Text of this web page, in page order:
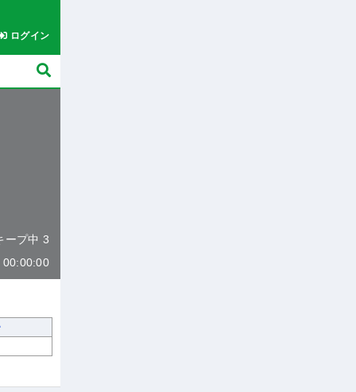
ログイン
ープ中 3
00:00:00